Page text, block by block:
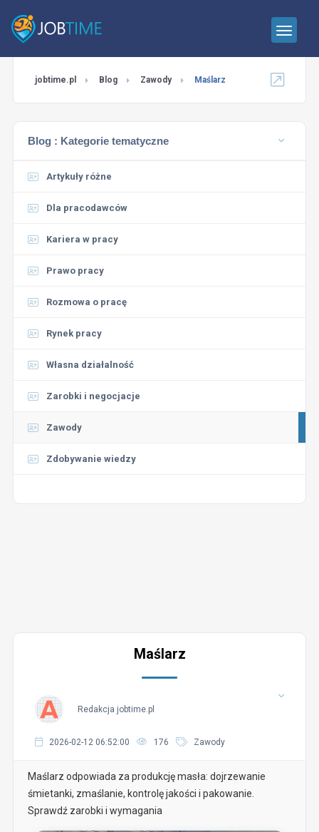
jobtime.pl Blog Zawody Maślarz
Blog : Kategorie tematyczne
Artykuły różne
Dla pracodawców
Kariera w pracy
Prawo pracy
Rozmowa o pracę
Rynek pracy
Własna działalność
Zarobki i negocjacje
Zawody
Zdobywanie wiedzy
Maślarz
Redakcja jobtime.pl
2026-02-12 06:52:00 176 Zawody
Maślarz odpowiada za produkcję masła: dojrzewanie
śmietanki, zmaślanie, kontrolę jakości i pakowanie.
Sprawdź zarobki i wymagania